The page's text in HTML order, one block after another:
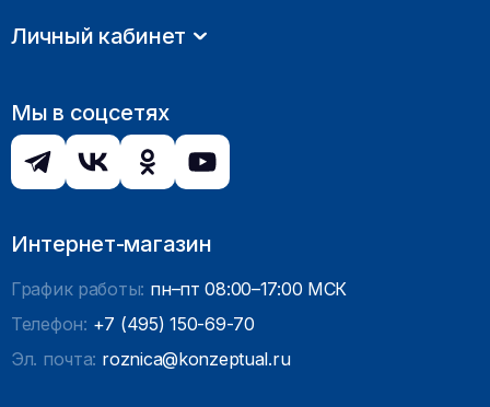
Личный кабинет
Мы в соцсетях
Интернет-магазин
График работы: пн–пт 08:00–17:00 МСК
Телефон: +7 (495) 150-69-70
Эл. почта: roznica@konzeptual.ru